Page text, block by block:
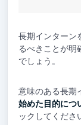
長期インターン
るべきことが明
でしょう。
意味のある長期
始めた目的につ
ックしてくださ